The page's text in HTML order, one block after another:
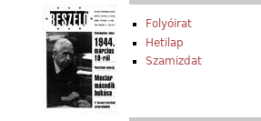
Folyóirat
Hetilap
Szamizdat